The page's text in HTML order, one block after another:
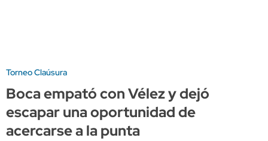
Torneo Claúsura
Boca empató con Vélez y dejó
escapar una oportunidad de
acercarse a la punta